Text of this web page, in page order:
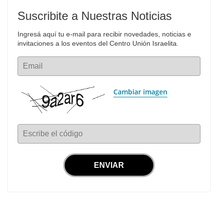
Suscribite a Nuestras Noticias
Ingresá aquí tu e-mail para recibir novedades, noticias e
invitaciones a los eventos del Centro Unión Israelita.
Email
Cambiar imagen
Escribe el código